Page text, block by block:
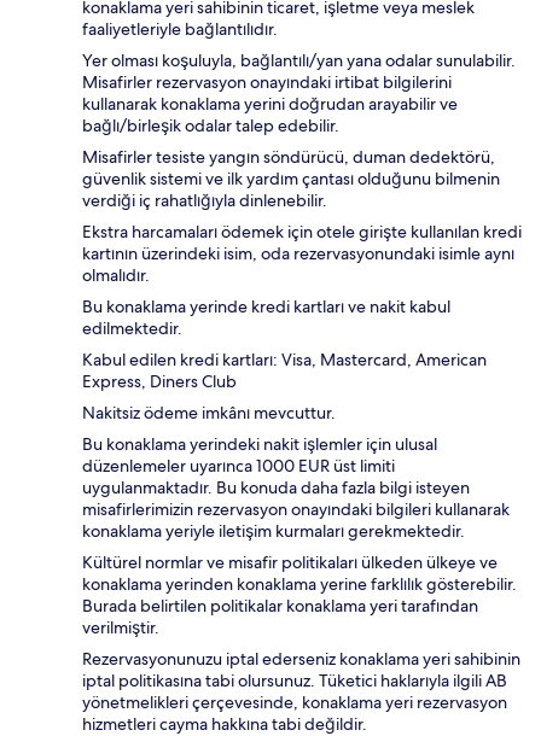
konaklama yeri sahibinin ticaret, işletme veya meslek
faaliyetleriyle bağlantılıdır.
Yer olması koşuluyla, bağlantılı/yan yana odalar sunulabilir.
Misafirler rezervasyon onayındaki irtibat bilgilerini
kullanarak konaklama yerini doğrudan arayabilir ve
bağlı/birleşik odalar talep edebilir.
Misafirler tesiste yangın söndürücü, duman dedektörü,
güvenlik sistemi ve ilk yardım çantası olduğunu bilmenin
verdiği iç rahatlığıyla dinlenebilir.
Ekstra harcamaları ödemek için otele girişte kullanılan kredi
kartının üzerindeki isim, oda rezervasyonundaki isimle aynı
olmalıdır.
Bu konaklama yerinde kredi kartları ve nakit kabul
edilmektedir.
Kabul edilen kredi kartları: Visa, Mastercard, American
Express, Diners Club
Nakitsiz ödeme imkânı mevcuttur.
Bu konaklama yerindeki nakit işlemler için ulusal
düzenlemeler uyarınca 1000 EUR üst limiti
uygulanmaktadır. Bu konuda daha fazla bilgi isteyen
misafirlerimizin rezervasyon onayındaki bilgileri kullanarak
konaklama yeriyle iletişim kurmaları gerekmektedir.
Kültürel normlar ve misafir politikaları ülkeden ülkeye ve
konaklama yerinden konaklama yerine farklılık gösterebilir.
Burada belirtilen politikalar konaklama yeri tarafından
verilmiştir.
Rezervasyonunuzu iptal ederseniz konaklama yeri sahibinin
iptal politikasına tabi olursunuz. Tüketici haklarıyla ilgili AB
yönetmelikleri çerçevesinde, konaklama yeri rezervasyon
hizmetleri cayma hakkına tabi değildir.